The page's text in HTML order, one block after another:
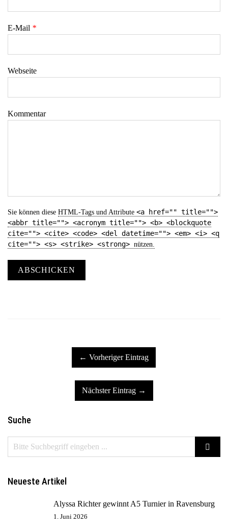
E-Mail *
Webseite
Kommentar
Sie können diese HTML-Tags und Attribute <a href="" title="">
<abbr title=""> <acronym title=""> <b> <blockquote
cite=""> <cite> <code> <del datetime=""> <em> <i> <q
cite=""> <s> <strike> <strong> nützen.
ABSCHICKEN
← Vorheriger Eintrag
Nächster Eintrag →
Suche
Neueste Artikel
Alyssa Richter gewinnt A5 Turnier in Ravensburg
1. Juni 2026